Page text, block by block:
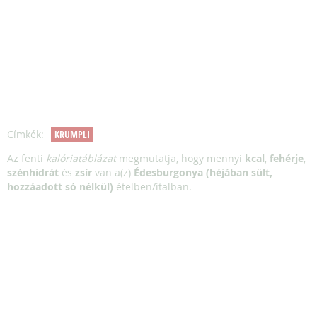
Címkék:
KRUMPLI
Az fenti kalóriatáblázatmegmutatja, hogy mennyi kcal, fehérje,
szénhidrát és zsír van a(z) Édesburgonya (héjában sült,
hozzáadott só nélkül) ételben/italban.